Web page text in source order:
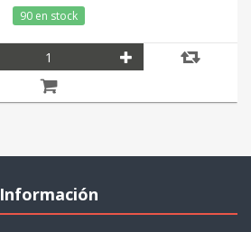
90 en stock
Información